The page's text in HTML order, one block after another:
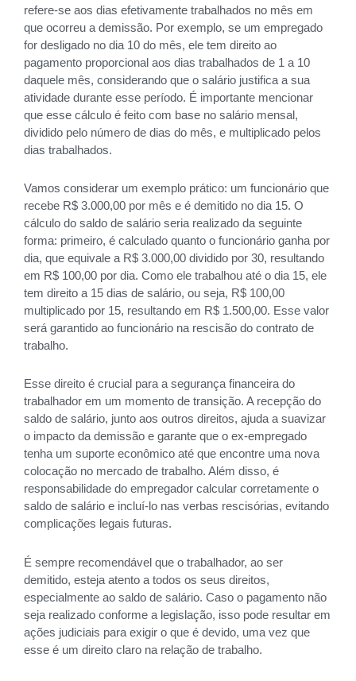
refere-se aos dias efetivamente trabalhados no mês em
que ocorreu a demissão. Por exemplo, se um empregado
for desligado no dia 10 do mês, ele tem direito ao
pagamento proporcional aos dias trabalhados de 1 a 10
daquele mês, considerando que o salário justifica a sua
atividade durante esse período. É importante mencionar
que esse cálculo é feito com base no salário mensal,
dividido pelo número de dias do mês, e multiplicado pelos
dias trabalhados.
Vamos considerar um exemplo prático: um funcionário que
recebe R$ 3.000,00 por mês e é demitido no dia 15. O
cálculo do saldo de salário seria realizado da seguinte
forma: primeiro, é calculado quanto o funcionário ganha por
dia, que equivale a R$ 3.000,00 dividido por 30, resultando
em R$ 100,00 por dia. Como ele trabalhou até o dia 15, ele
tem direito a 15 dias de salário, ou seja, R$ 100,00
multiplicado por 15, resultando em R$ 1.500,00. Esse valor
será garantido ao funcionário na rescisão do contrato de
trabalho.
Esse direito é crucial para a segurança financeira do
trabalhador em um momento de transição. A recepção do
saldo de salário, junto aos outros direitos, ajuda a suavizar
o impacto da demissão e garante que o ex-empregado
tenha um suporte econômico até que encontre uma nova
colocação no mercado de trabalho. Além disso, é
responsabilidade do empregador calcular corretamente o
saldo de salário e incluí-lo nas verbas rescisórias, evitando
complicações legais futuras.
É sempre recomendável que o trabalhador, ao ser
demitido, esteja atento a todos os seus direitos,
especialmente ao saldo de salário. Caso o pagamento não
seja realizado conforme a legislação, isso pode resultar em
ações judiciais para exigir o que é devido, uma vez que
esse é um direito claro na relação de trabalho.